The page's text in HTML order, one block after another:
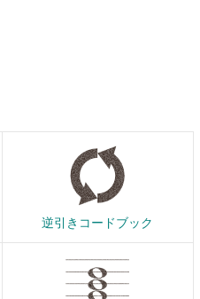
逆引きコードブック